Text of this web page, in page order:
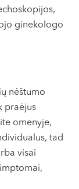
ginekologo
nėštumo
praėjus
omenyje,
tad
visai